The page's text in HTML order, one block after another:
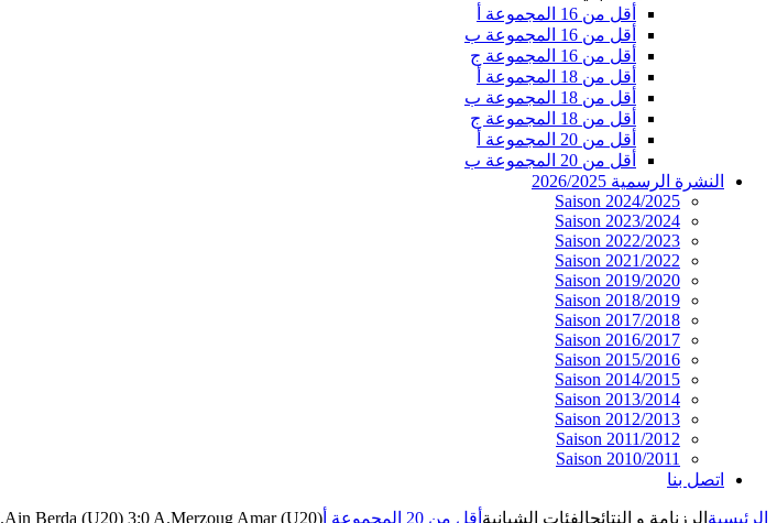
أقل من 16 المجموعة أ
أقل من 16 المجموعة ب
أقل من 16 المجموعة ج
أقل من 18 المجموعة أ
أقل من 18 المجموعة ب
أقل من 18 المجموعة ج
أقل من 20 المجموعة أ
أقل من 20 المجموعة ب
النشرة الرسمية 2026/2025
Saison 2024/2025
Saison 2023/2024
Saison 2022/2023
Saison 2021/2022
Saison 2019/2020
Saison 2018/2019
Saison 2017/2018
Saison 2016/2017
Saison 2015/2016
Saison 2014/2015
Saison 2013/2014
Saison 2012/2013
Saison 2011/2012
Saison 2010/2011
اتصل بنا
الرئيسية الرزنامة و النتائجالفئات الشبانية أقل من 20 المجموعة أ
Berda (U20) 3:0 A.Merzoug Amar (U20)